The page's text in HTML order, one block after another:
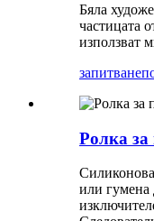
Бяла
частицата
използват
запитване
Ролка за
или гумена